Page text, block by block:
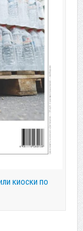
киоски по